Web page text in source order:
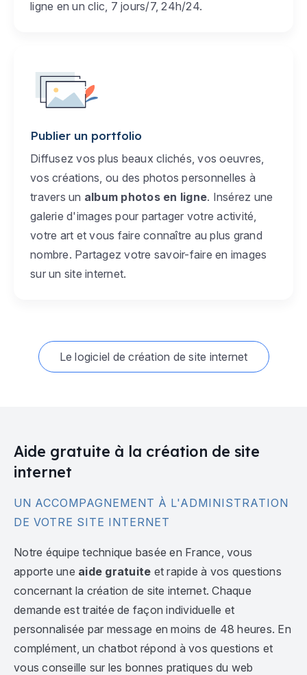
ligne en un clic, 7 jours/7, 24h/24.
Publier un portfolio
Diffusez vos plus beaux clichés, vos oeuvres,
vos créations, ou des photos personnelles à
travers un album photos en ligne. Insérez une
galerie d'images pour partager votre activité,
votre art et vous faire connaître au plus grand
nombre. Partagez votre savoir-faire en images
sur un site internet.
Le logiciel de création de site internet
Aide gratuite à la création de site
internet
UN ACCOMPAGNEMENT À L'ADMINISTRATION
DE VOTRE SITE INTERNET
Notre équipe technique basée en France, vous
apporte une aide gratuite et rapide à vos questions
concernant la création de site internet. Chaque
demande est traitée de façon individuelle et
personnalisée par message en moins de 48 heures. En
complément, un chatbot répond à vos questions et
vous conseille sur les bonnes pratiques du web